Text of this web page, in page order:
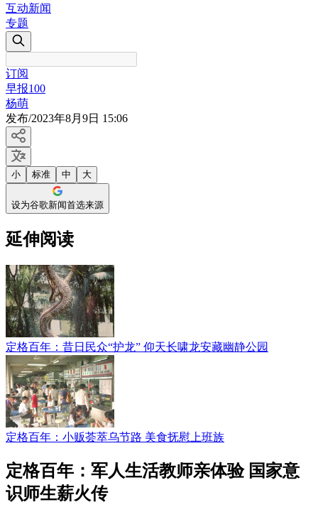
互动新闻
专题
订阅
早报100
杨萌
发布/2023年8月9日 15:06
小 标准 中 大
设为谷歌新闻首选来源
延伸阅读
定格百年：昔日民众“护龙” 仰天长啸龙安藏幽静公园
定格百年：小贩荟萃乌节路 美食抚慰上班族
定格百年：军人生活教师亲体验 国家意
识师生薪火传